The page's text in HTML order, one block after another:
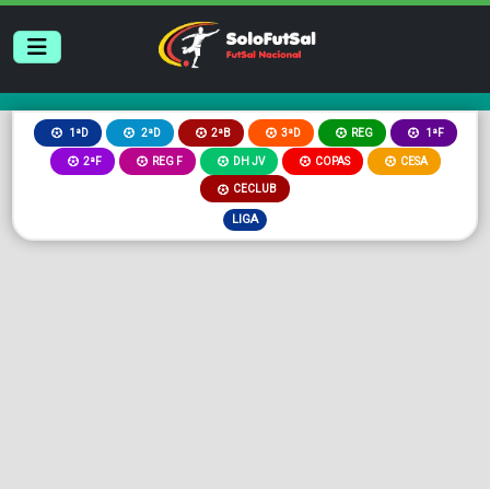
1ªD 2ªD 2ªB 3ªD REG 1ªF
2ªF REG F DH JV COPAS CESA
CECLUB
LIGA